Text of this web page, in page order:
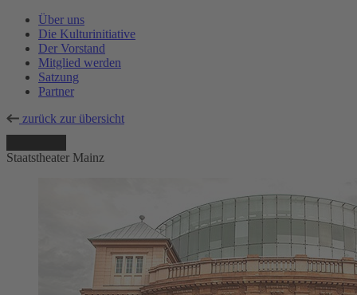
Über uns
Die Kulturinitiative
Der Vorstand
Mitglied werden
Satzung
Partner
zurück zur übersicht
Staatstheater Mainz